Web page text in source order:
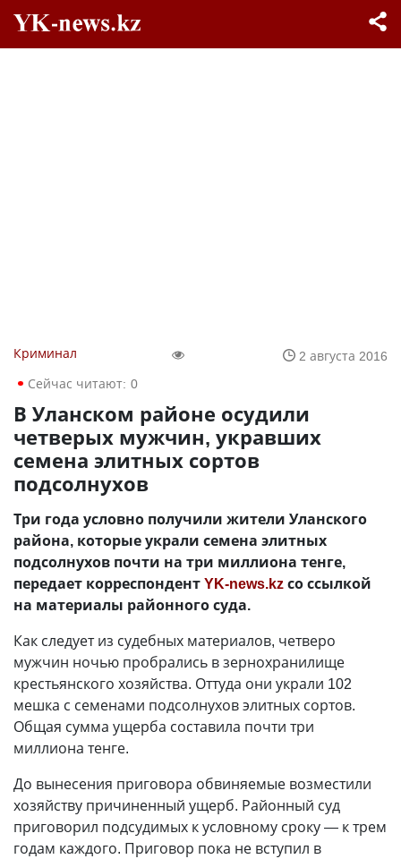
Криминал
2 августа 2016
Сейчас читают: 0
В Уланском районе осудили
четверых мужчин, укравших
семена элитных сортов
подсолнухов
Три года условно получили жители Уланского
района, которые украли семена элитных
подсолнухов почти на три миллиона тенге,
передает корреспондентYK-news.kzсо ссылкой
на материалы районного суда.
Как следует из судебных материалов, четверо
мужчин ночью пробрались в зернохранилище
крестьянского хозяйства. Оттуда они украли 102
мешка с семенами подсолнухов элитных сортов.
Общая сумма ущерба составила почти три
миллиона тенге.
До вынесения приговора обвиняемые возместили
хозяйству причиненный ущерб. Районный суд
приговорил подсудимых к условному сроку — к трем
годам каждого. Приговор пока не вступил в